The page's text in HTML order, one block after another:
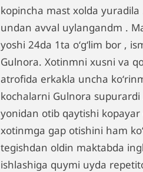
kopincha mast xolda yuradila
undan avval uylangandm .
yoshi 24da 1ta oʻgʻlim bor ,
Gulnora. Xotinmni xusni va
atrofida erkakla uncha
kochalarni Gulnora
yonidan otib qaytishi
xotinmga gap otishini ham
tegishdan oldin maktabda
ishlashiga quymi uyda